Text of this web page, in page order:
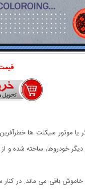
موتور سیکلت ها
رهگذران و دیگر خودروها،
باقی می ماند. در کنار